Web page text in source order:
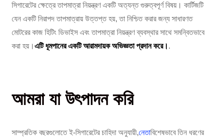
সিগারেটের ক্ষেত্রে তাপমাত্রা নিয়ন্ত্রণ একটি অত্যন্ত গুরুত্বপূর্ণ বিষয়। কার্টিজটি
যেন একটি নিরাপদ তাপমাত্রায় উত্তপ্ত হয়, তা নিশ্চিত করার জন্য সাধারণত
মোটরের কাজ হিটিং ডিভাইস এবং তাপমাত্রা নিয়ন্ত্রণ ব্যবস্থার সাথে সমন্বিতভাবে
করা হয়।এটি ধূমপানের একটি আরামদায়ক অভিজ্ঞতা প্রদান করে। .
আমরা যা উৎপাদন করি
সাম্প্রতিক বছরগুলোতে ই-সিগারেটের চাহিদা অনুযায়ী,নেতাবিশেষভাবে তিন ধরণের